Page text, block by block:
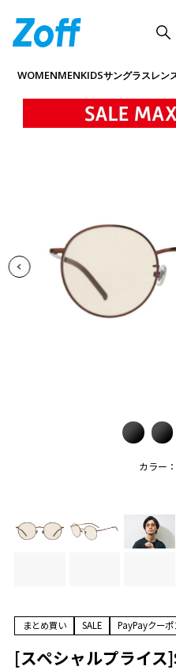
WOMENMENKIDSサングラスレン
カラー
まとめ買い SALE PayPayクー
[スペシャルプライス